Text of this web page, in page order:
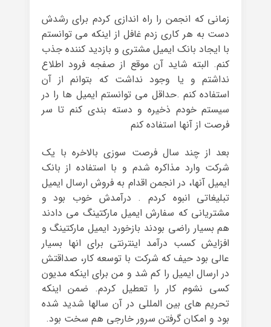
زمانی که انجمن را راه اندازی کردم برای رشدش
دست به هر کاری زدم غافل از اینکه می توانستم
با ایجاد بانک ایمیل مشتری و بازدید کننده جذب
کنم. البته شاید آن موقع از صفجه فرود اطلاع
نداشتم و یا وجود نداشت که بتوانم از آن
استفاده کنم .حداقل می توانستم ایمیل ها را در
سیستم خودم ذخیره و دسته بندی کنم تا سر
فرصت از آنها استفاده کنم
بعد از چند سال فرصت سوزی بالاخره با یک
شرکت وارد مذاکره شدم و با استفاده از بانک
ایمیل آنها، در انجمن اقدام به فروش ارسال ایمیل
تبلیغاتی انبوه کردم . درآمدش خوب بود و
مشتریانی که سفارش ایمیل مارکتینگ می دادند
هم بسیار راضی بودند بازخورد ایمیل مارکتینگ و
افزایش کسب درآمد اینترنتی برای انها بسیار
عالی بود حیف که شرکت با توسعه کار، صداقتش
در ارسال ایمیل را کم شد و من برای اینکه مدیون
کسی نشوم کار را تعطیل کردم. ضمن اینکه
تحریم های بین المللی در آن سالها شدید شده
بود و امکان گرفتن سرور خارجی هم سخت بود.